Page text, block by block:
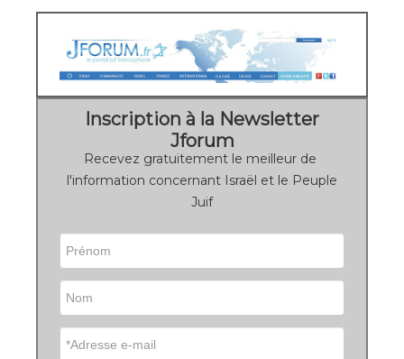
Inscription à la Newsletter
Jforum
Recevez gratuitement le meilleur de
l'information concernant Israël et le Peuple
Juif